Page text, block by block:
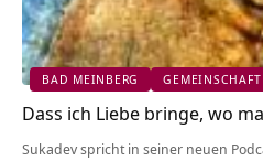
BAD MEINBERG GEMEINSCHAFT
Dass ich Liebe bringe, wo
Sukadev spricht in seiner neuen